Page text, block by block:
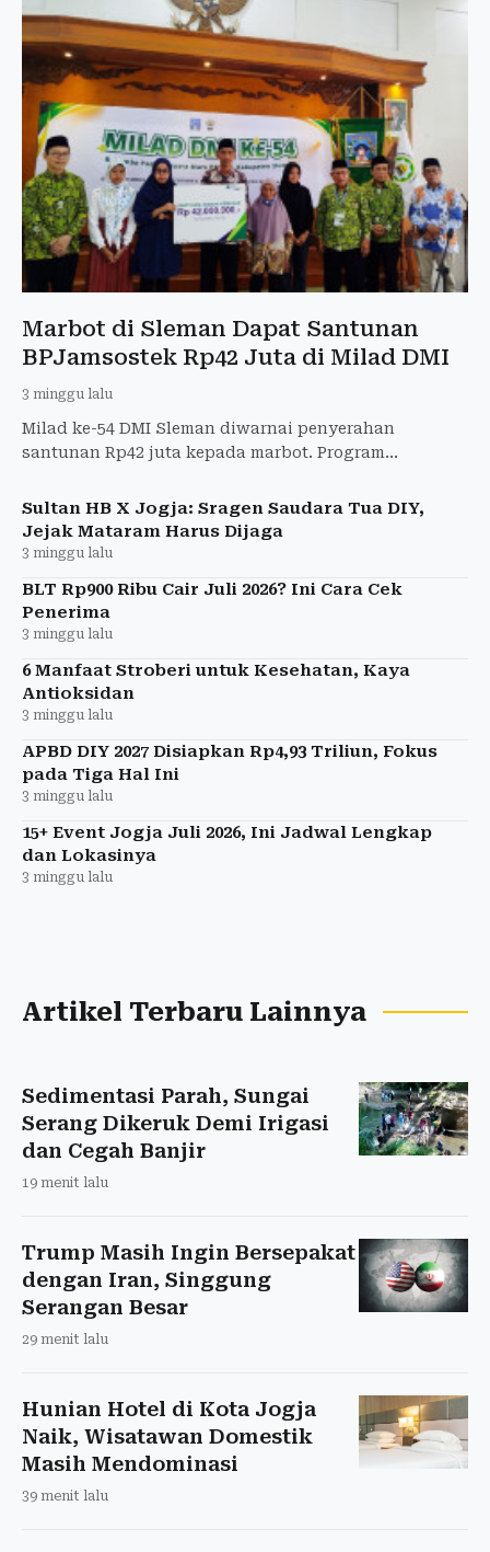
Marbot di Sleman Dapat Santunan
BPJamsostek Rp42 Juta di Milad DMI
3 minggu lalu
Milad ke-54 DMI Sleman diwarnai penyerahan
santunan Rp42 juta kepada marbot. Program
Baznas, BSI, dan Pemkab Slem
Sultan HB X Jogja: Sragen Saudara Tua DIY,
Jejak Mataram Harus Dijaga
3 minggu lalu
BLT Rp900 Ribu Cair Juli 2026? Ini Cara Cek
Penerima
3 minggu lalu
6 Manfaat Stroberi untuk Kesehatan, Kaya
Antioksidan
3 minggu lalu
APBD DIY 2027 Disiapkan Rp4,93 Triliun, Fokus
pada Tiga Hal Ini
3 minggu lalu
15+ Event Jogja Juli 2026, Ini Jadwal Lengkap
dan Lokasinya
3 minggu lalu
Artikel Terbaru Lainnya
Sedimentasi Parah, Sungai
Serang Dikeruk Demi Irigasi
dan Cegah Banjir
19 menit lalu
Trump Masih Ingin Bersepakat
dengan Iran, Singgung
Serangan Besar
29 menit lalu
Hunian Hotel di Kota Jogja
Naik, Wisatawan Domestik
Masih Mendominasi
39 menit lalu